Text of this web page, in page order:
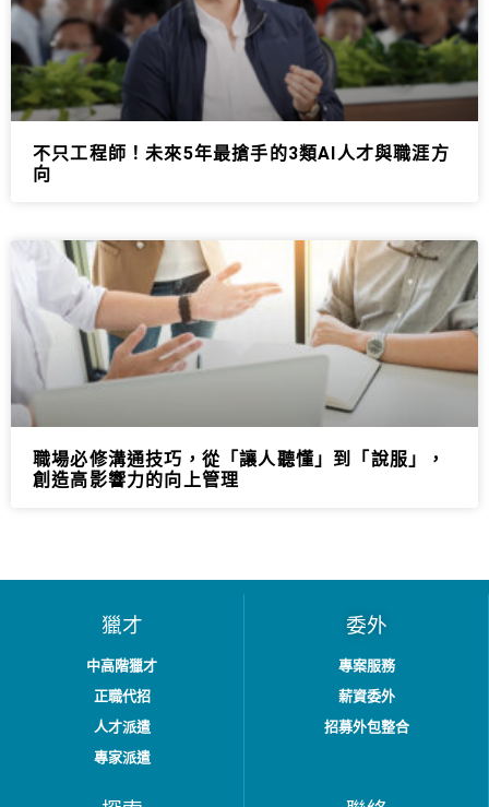
不只工程師！未來5年最搶手的3類AI人才與職涯方
向
職場必修溝通技巧，從「讓人聽懂」到「說服」，
創造高影響力的向上管理
獵才
中高階獵才
正職代招
人才派遣
專家派遣
委外
專案服務
薪資委外
招募外包整合